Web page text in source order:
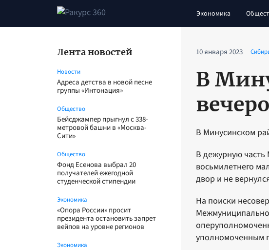
Экономика
Лента новостей
Новости
Адреса детства в новой песне
группы «Интонация»
Общество
Бейсджампер прыгнул с 338-
метровой башни в «Москва-
Сити»
Общество
Фонд Есенова выбрал 20
получателей ежегодной
студенческой стипендии
Экономика
«Опора России» просит
президента остановить запрет
вейпов на уровне регионов
Экономика
10 января 2023
В
В Минусинском
В дежурную
восьмилетнего
двор и не
На поиски
уполномоченным